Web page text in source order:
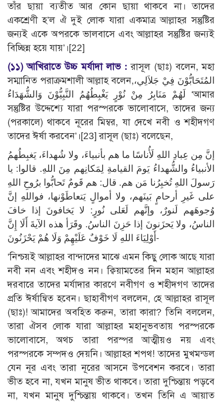
তাঁর ছায়া ব্যতীত আর কোন ছায়া থাকবে না। তাদের
একশ্রেণী হ’ল ঐ দুই লোক যারা একমাত্র আল্লাহর সন্তুষ্টির
জন্যই একে অপরকে ভালবাসে এবং আল্লাহর সন্তুষ্টির জন্যই
বিচ্ছিন্ন হয়ে যায়’।[22]
(১১) আখিরাতে উচ্চ মর্যাদা লাভ :রাসূল (ছাঃ) বলেন, মহা
সম্মানিত পরাক্রমশালী আল্লাহ বলেন,المُتَحَابُّوْنَ فِيْ جَلاَلِي،
لَهُمْ مَنَابِرُ مِنْ نُوْرٍ يَغْبِطُهُمُ النَّبِيُّوْنَ وَالشُّهَدَاءُ ‘আমার
সন্তুষ্টির উদ্দেশ্যে যারা পরস্পরকে ভালোবাসে, তাদের জন্য
(পরকালে) থাকবে নূরের মিম্বর, যা দেখে নবী ও শহীদগণ
তাদের ঈর্ষা করবেন’।[23] রাসূল (ছাঃ) বলেছেন,
إنَّ مِن عِبادِ اللهِ لَأُناسًا ما هم بأنبياءَ، ولا شُهداءَ، يَغبِطُهمُ
الأنبياءُ والشُّهداءُ يَومَ القيامةِ لِمَكانِهم مِنَ اللهِ. قالوا: يا
رَسولَ اللهِ تُخبِرُنا مَن هم. قال: هم قَومٌ تَحابُّوا برُوحِ اللهِ
على غَيرِ أرحامٍ بَينَهم، ولا أموالٍ يَتعاطَوْنها، فواللهِ إنَّ
وُجوهَهم لَنورٌ، وإنَّهم لَعَلى نُورٍ: لا يَخافونَ إذا خافَ
الناسُ، ولا يَحزَنونَ إذا حَزِنَ الناسُ. وقَرَأ هذه الآيةَ أَلَا إِنَّ
أَوْلِيَاءَ اللهِ لَا خَوْفٌ عَلَيْهِمْ وَلَا هُمْ يَحْزَنُونَ-
‘নিশ্চয়ই আল্লাহর বান্দাদের মাঝে এমন কিছু লোক আছে যারা
নবী নন এবং শহীদও নন। ক্বিয়ামতের দিন মহান আল্লাহর
দরবারে তাদের মর্যাদার কারণে নবীগণ ও শহীদগণ তাদের
প্রতি ঈর্ষান্বিত হবেন। ছাহাবীগণ বললেন, হে আল্লাহর রাসূল
(ছাঃ)! আমাদের অবহিত করুন, তারা কারা? তিনি বললেন,
তারা ঐসব লোক যারা আল্লাহর মহানুভবতায় পরস্পরকে
ভালোবাসে, অথচ তারা পরস্পর আত্মীয়ও নয় এবং
পরস্পরকে সম্পদও দেয়নি। আল্লাহর শপথ! তাদের মুখমন্ডল
যেন নূর এবং তারা নূরের আসনে উপবেশন করবে। তারা
ভীত হবে না, যখন মানুষ ভীত থাকবে। তারা দুশ্চিন্তায় পড়বে
না, যখন মানুষ দুশ্চিন্তায় থাকবে। তখন তিনি এ আয়াত